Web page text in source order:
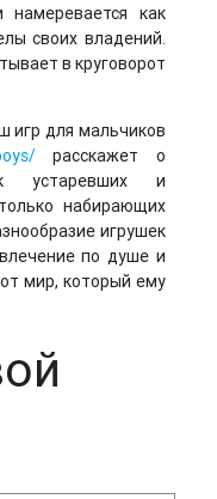
как
своих владений.
в круговорот
игр для мальчиков
расскажет о
устаревших и
набирающих
игрушек
по душе и
мир, который ему